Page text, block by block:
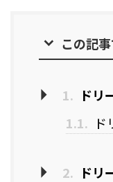
この記
1. ドリ
1.1. ド
2. ドリ